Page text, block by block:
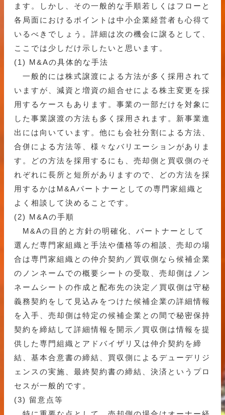
ます。しかし、その一般的な手順若しくはフローと
各局面におけるポイントは中小企業経営者も心得て
いるべきでしょう。詳細は次の機会に譲るとして、
ここでは少しだけ示したいと思います。
(1) M&Aの具体的な手法
一般的には株式譲渡による方法が多く採用されて
いますが、減資と増資の組合せによる株主変更を採
用するケースもあります。事業の一部だけを対象に
した事業譲渡の方法も多く採用されます。新事業進
出には向いています。他にも会社分割による方法、
合併による方法等、様々なバリエーションがありま
す。どの方法を採用するにも、売却側と買収側のそ
れぞれに長所と短所がありますので、どの方法を採
用するかはM&Aパートナーとしての専門家組織と
よく相談して決めることです。
(2) M&Aの手順
M&Aの目的と方針の明確化、パートナーとして
選んだ専門家組織と手法や価格等の相談、売却の場
合は専門家組織との仲介契約／買収側なら候補企業
のノンネームでの概要シートの受取、売却側はノン
ネームシートの作成と配布先の決定／買収側は守秘
義務契約をして見込みをつけた候補企業の詳細情報
を入手、売却側は特定の候補企業との間で秘密保持
契約を締結して詳細情報を開示／買収側は情報を提
供した専門組織とアドバイザリ又は仲介契約を締
結、基本合意書の締結、買収側によるデューデリジ
ェンスの実施、最終契約書の締結、決済というプロ
セスが一般的です。
(3) 留意点等